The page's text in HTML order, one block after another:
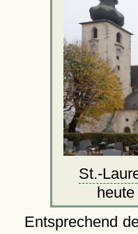
St.-
Entsprechend